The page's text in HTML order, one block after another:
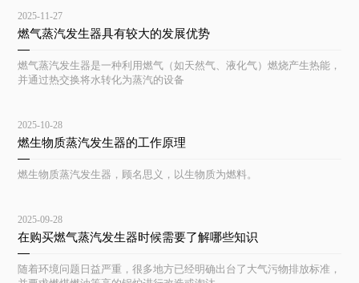
2025-11-27
燃气蒸汽发生器具有较大的发展优势
燃气蒸汽发生器是一种利用燃气（如天然气、液化气）燃烧产生热能，
并通过热交换将水转化为蒸汽的设备
2025-10-28
燃生物质蒸汽发生器的工作原理
燃生物质蒸汽发生器，顾名思义，以生物质为燃料。
2025-09-28
在购买燃气蒸汽发生器时候需要了解哪些知识
随着环境问题日益严重，很多地方已经明确出台了大气污物排放标准，